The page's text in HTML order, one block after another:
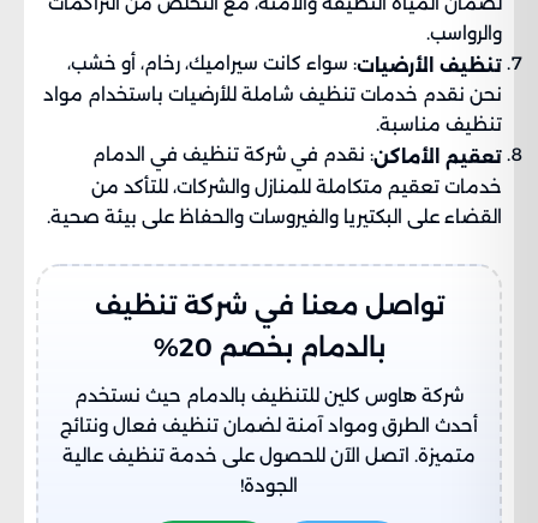
والرواسب.
تنظيف الأرضيات: سواء كانت سيراميك، رخام، أو خشب،
نحن نقدم خدمات تنظيف شاملة للأرضيات باستخدام مواد
تنظيف مناسبة.
تعقيم الأماكن: نقدم في شركة تنظيف في الدمام
خدمات تعقيم متكاملة للمنازل والشركات، للتأكد من
القضاء على البكتيريا والفيروسات والحفاظ على بيئة صحية.
تواصل معنا في شركة تنظيف
بالدمام بخصم 20%
شركة هاوس كلين للتنظيف بالدمام حيث نستخدم
أحدث الطرق ومواد آمنة لضمان تنظيف فعال ونتائج
متميزة. اتصل الآن للحصول على خدمة تنظيف عالية
الجودة!